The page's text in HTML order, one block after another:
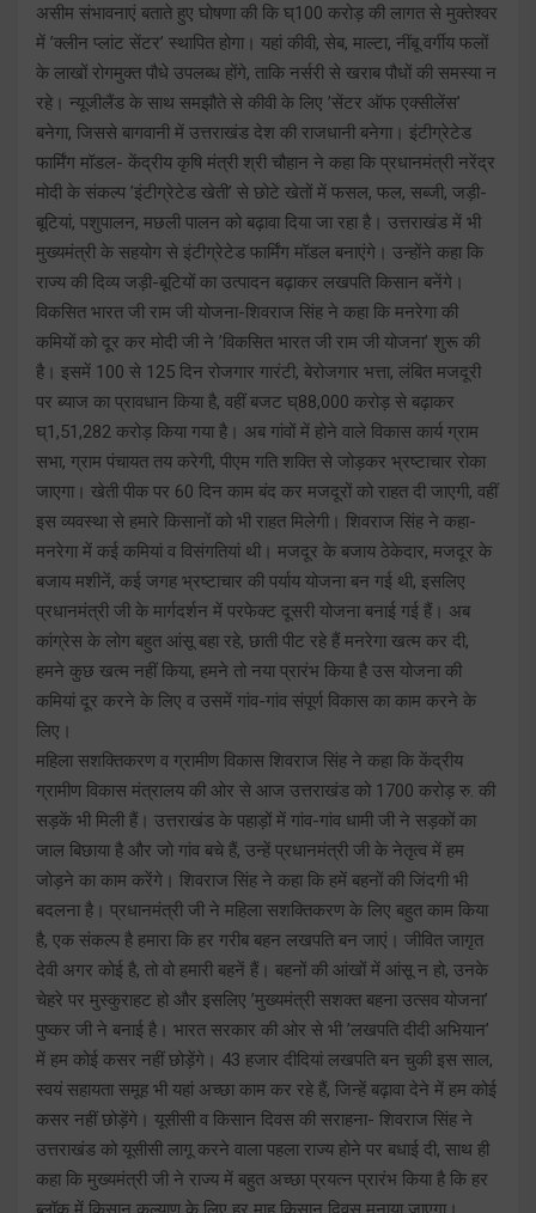
असीम संभावनाएं बताते हुए घोषणा की कि घ्100 करोड़ की लागत से मुक्तेश्वर
में ’क्लीन प्लांट सेंटर’ स्थापित होगा। यहां कीवी, सेब, माल्टा, नींबू वर्गीय फलों
के लाखों रोगमुक्त पौधे उपलब्ध होंगे, ताकि नर्सरी से खराब पौधों की समस्या न
रहे। न्यूजीलैंड के साथ समझौते से कीवी के लिए ’सेंटर ऑफ एक्सीलेंस’
बनेगा, जिससे बागवानी में उत्तराखंड देश की राजधानी बनेगा। इंटीग्रेटेड
फार्मिंग मॉडल- केंद्रीय कृषि मंत्री श्री चौहान ने कहा कि प्रधानमंत्री नरेंद्र
मोदी के संकल्प ’इंटीग्रेटेड खेती’ से छोटे खेतों में फसल, फल, सब्जी, जड़ी-
बूटियां, पशुपालन, मछली पालन को बढ़ावा दिया जा रहा है। उत्तराखंड में भी
मुख्यमंत्री के सहयोग से इंटीग्रेटेड फार्मिंग मॉडल बनाएंगे। उन्होंने कहा कि
राज्य की दिव्य जड़ी-बूटियों का उत्पादन बढ़ाकर लखपति किसान बनेंगे।
विकसित भारत जी राम जी योजना-शिवराज सिंह ने कहा कि मनरेगा की
कमियों को दूर कर मोदी जी ने ’विकसित भारत जी राम जी योजना’ शुरू की
है। इसमें 100 से 125 दिन रोजगार गारंटी, बेरोजगार भत्ता, लंबित मजदूरी
पर ब्याज का प्रावधान किया है, वहीं बजट घ्88,000 करोड़ से बढ़ाकर
घ्1,51,282 करोड़ किया गया है। अब गांवों में होने वाले विकास कार्य ग्राम
सभा, ग्राम पंचायत तय करेगी, पीएम गति शक्ति से जोड़कर भ्रष्टाचार रोका
जाएगा। खेती पीक पर 60 दिन काम बंद कर मजदूरों को राहत दी जाएगी, वहीं
इस व्यवस्था से हमारे किसानों को भी राहत मिलेगी। शिवराज सिंह ने कहा-
मनरेगा में कई कमियां व विसंगतियां थी। मजदूर के बजाय ठेकेदार, मजदूर के
बजाय मशीनें, कई जगह भ्रष्टाचार की पर्याय योजना बन गई थी, इसलिए
प्रधानमंत्री जी के मार्गदर्शन में परफेक्ट दूसरी योजना बनाई गई हैं। अब
कांग्रेस के लोग बहुत आंसू बहा रहे, छाती पीट रहे हैं मनरेगा खत्म कर दी,
हमने कुछ खत्म नहीं किया, हमने तो नया प्रारंभ किया है उस योजना की
कमियां दूर करने के लिए व उसमें गांव-गांव संपूर्ण विकास का काम करने के
लिए।
महिला सशक्तिकरण व ग्रामीण विकास शिवराज सिंह ने कहा कि केंद्रीय
ग्रामीण विकास मंत्रालय की ओर से आज उत्तराखंड को 1700 करोड़ रु. की
सड़कें भी मिली हैं। उत्तराखंड के पहाड़ों में गांव-गांव धामी जी ने सड़कों का
जाल बिछाया है और जो गांव बचे हैं, उन्हें प्रधानमंत्री जी के नेतृत्व में हम
जोड़ने का काम करेंगे। शिवराज सिंह ने कहा कि हमें बहनों की जिंदगी भी
बदलना है। प्रधानमंत्री जी ने महिला सशक्तिकरण के लिए बहुत काम किया
है, एक संकल्प है हमारा कि हर गरीब बहन लखपति बन जाएं। जीवित जागृत
देवी अगर कोई है, तो वो हमारी बहनें हैं। बहनों की आंखों में आंसू न हो, उनके
चेहरे पर मुस्कुराहट हो और इसलिए ’मुख्यमंत्री सशक्त बहना उत्सव योजना’
पुष्कर जी ने बनाई है। भारत सरकार की ओर से भी ’लखपति दीदी अभियान’
में हम कोई कसर नहीं छोड़ेंगे। 43 हजार दीदियां लखपति बन चुकी इस साल,
स्वयं सहायता समूह भी यहां अच्छा काम कर रहे हैं, जिन्हें बढ़ावा देने में हम कोई
कसर नहीं छोड़ेंगे। यूसीसी व किसान दिवस की सराहना- शिवराज सिंह ने
उत्तराखंड को यूसीसी लागू करने वाला पहला राज्य होने पर बधाई दी, साथ ही
कहा कि मुख्यमंत्री जी ने राज्य में बहुत अच्छा प्रयत्न प्रारंभ किया है कि हर